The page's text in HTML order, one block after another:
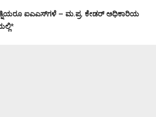
ಐಎಎಸ್‌ಗಳೆ – ಮ.ಪ್ರ. ಕೇಡರ್ ಅಧಿಕಾರಿಯ
*